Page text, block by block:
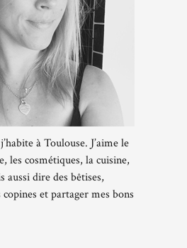
à Toulouse. J’aime le
les cosmétiques, la cuisine,
aussi dire des bêtises,
et partager mes bons